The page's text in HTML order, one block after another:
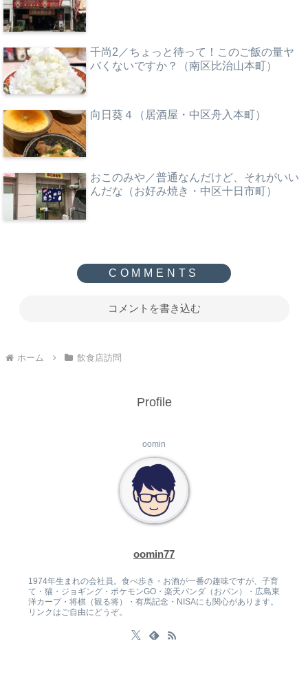
千尚2／ちょっと待って！このご飯の量ヤ
バくないですか？（南区比治山本町）
向日葵４（居酒屋・中区舟入本町）
おこのみや／普通なんだけど、それがいい
んだな（お好み焼き・中区十日市町）
コメントを書き込む
ホーム 飲食店訪問
Profile
oomin
oomin77
1974年生まれの会社員。食べ歩き・お酒が一番の趣味ですが、子育
て・猫・ジョギング・ポケモンGO・楽天パンダ（おパン）・広島東
洋カープ・将棋（観る将）・有馬記念・NISAにも関心があります。
リンクはご自由にどうぞ。